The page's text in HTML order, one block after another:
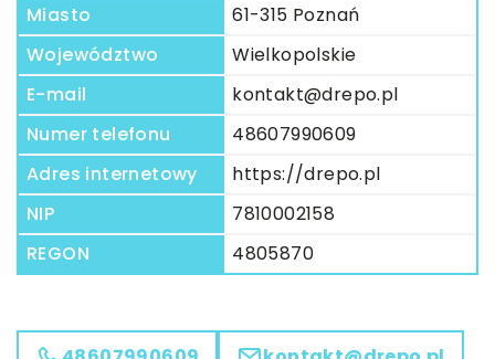
Miasto
61-315 Poznań
Województwo
Wielkopolskie
E-mail
kontakt@drepo.pl
Numer telefonu
48607990609
Adres internetowy
https://drepo.pl
NIP
7810002158
REGON
4805870